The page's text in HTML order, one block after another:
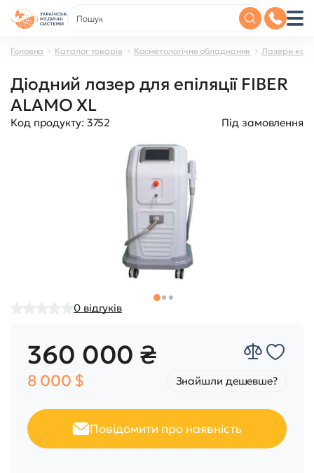
Головна Каталог товарів Косметологічне обладнання Лазери
Діодний лазер для епіляції FIBER
ALAMO XL
Код продукту: 3752 Під замовлення
0 відгуків
360 000 ₴
8 000 $ Знайшли дешевше?
Повідомити про наявність